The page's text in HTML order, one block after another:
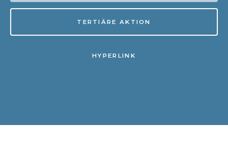
TERTIÄRE AKTION
HYPERLINK